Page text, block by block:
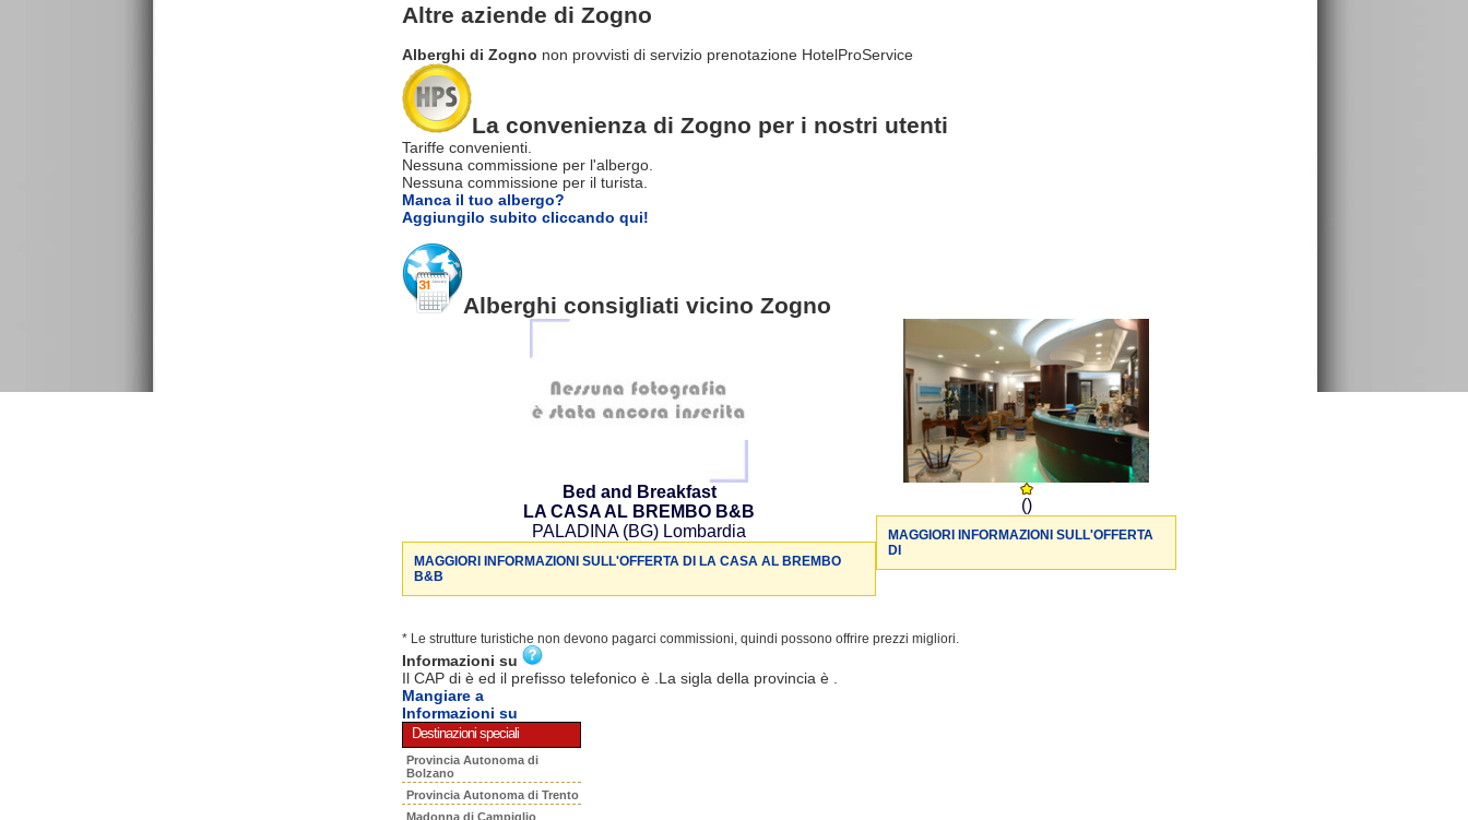
Altre aziende di Zogno
Alberghi di Zogno non provvisti di servizio prenotazione HotelProService
La convenienza di Zogno per i nostri utenti
Tariffe convenienti.
Nessuna commissione per l'albergo.
Nessuna commissione per il turista.
Manca il tuo albergo?
Aggiungilo subito cliccando qui!
Alberghi consigliati vicino Zogno
Bed and Breakfast
LA CASA AL BREMBO B&B
PALADINA (BG) Lombardia
MAGGIORI INFORMAZIONI SULL'OFFERTA DI LA CASA AL BREMBO
B&B
()
MAGGIORI INFORMAZIONI SULL'OFFERTA
DI
* Le strutture turistiche non devono pagarci commissioni, quindi possono offrire prezzi migliori.
Informazioni su
Il CAP di è ed il prefisso telefonico è .La sigla della provincia è .
Mangiare a
Informazioni su
Destinazioni speciali
Provincia Autonoma di
Bolzano
Provincia Autonoma di Trento
Madonna di Campiglio